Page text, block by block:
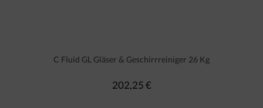
C Fluid GL Gläser & Geschirrreiniger 26 Kg
Regulärer Preis:
202,25 €